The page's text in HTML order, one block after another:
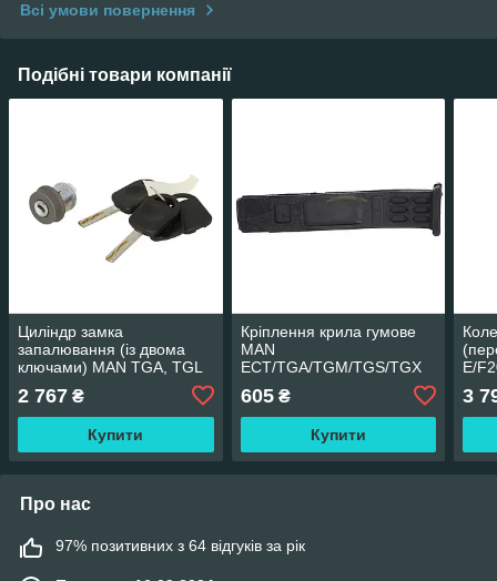
Всі умови повернення
Подібні товари компанії
Циліндр замка
запалювання (із двома
ключами) MAN TGA, TGL
AKUSAN MAN-IS-005
2 767 ₴
Купити
Кріплення крила гумове
MAN
ECT/TGA/TGM/TGS/TGX
605₴
Купити
E/
3
Про нас
97% позитивних з 64 відгуків за рік